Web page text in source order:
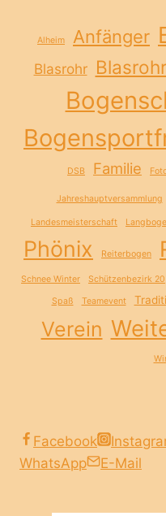
Alheim Anfänger
Blasrohr
DSB Familie
Jahreshauptversammlung
Landesmeisterschaft
Phönix Reiterbogen
Schnee Winter Schützenbezirk 20
Spaß Teamevent
Verein
Facebook
WhatsApp
E-Mail